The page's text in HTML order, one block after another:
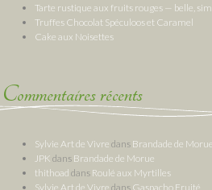
Tarte rustique aux fruits rouges — belle,
Truffes Chocolat Spéculoos et Caramel
Cake aux Noisettes
Commentaires récents
Sylvie Art de Vivre dans Brandade de Morue
JPK dans Brandade de Morue
thithoad dans Roulé aux Myrtilles
Sylvie Art de Vivre dans Gaspacho Fruité